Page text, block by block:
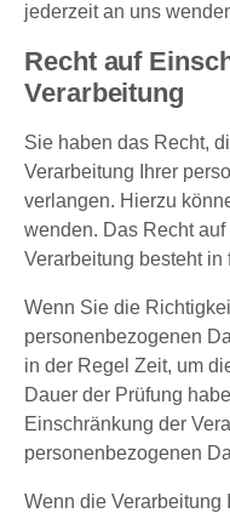
jederzeit an uns
Recht auf
Verarbeitung
Sie haben das Recht,
Verarbeitung Ihrer
verlangen. Hierzu
wenden. Das Recht
Verarbeitung besteht
Wenn Sie die
personenbezogenen
in der Regel Zeit, um
Dauer der Prüfung
Einschränkung der
personenbezogenen
Wenn die Verarbeitung